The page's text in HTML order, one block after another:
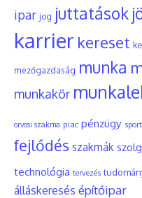
ipar jog juttatások
karrier kereset
mezőgazdaság munka
munkakör
orvosi szakma piac pénzügy sport
fejlődés szakmák
technológia tervezés
álláskeresés építőipar